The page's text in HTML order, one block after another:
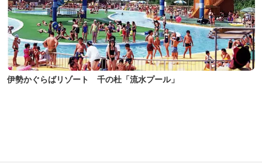
伊勢かぐらばリゾート 千の杜「流水プール」